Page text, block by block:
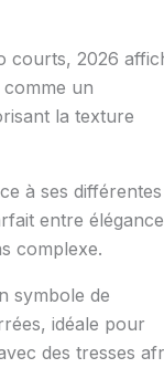
courts, 2026
comme un
la texture
à ses différentes
entre
complexe.
symbole de
idéale pour
des tresses